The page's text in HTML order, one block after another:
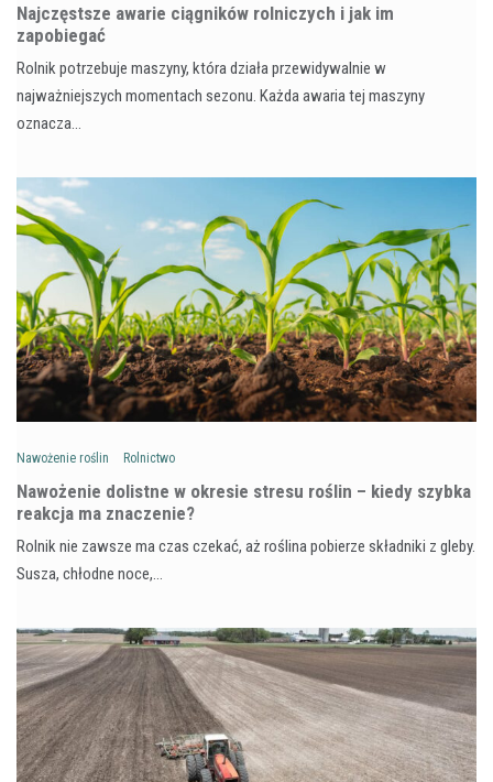
Najczęstsze awarie ciągników rolniczych i jak im
zapobiegać
Rolnik potrzebuje maszyny, która działa przewidywalnie w
najważniejszych momentach sezonu. Każda awaria tej maszyny
oznacza…
Nawożenie roślin Rolnictwo
Nawożenie dolistne w okresie stresu roślin – kiedy szybka
reakcja ma znaczenie?
Rolnik nie zawsze ma czas czekać, aż roślina pobierze składniki z gleby.
Susza, chłodne noce,…